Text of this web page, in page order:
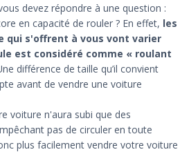
devez répondre à une question :
en capacité de rouler ? En effet, les
qui s'offrent à vous vont varier
est considéré comme « roulant
différence de taille qu’il convient
avant de vendre une voiture
voiture n'aura subi que des
pas de circuler en toute
plus facilement vendre votre voiture